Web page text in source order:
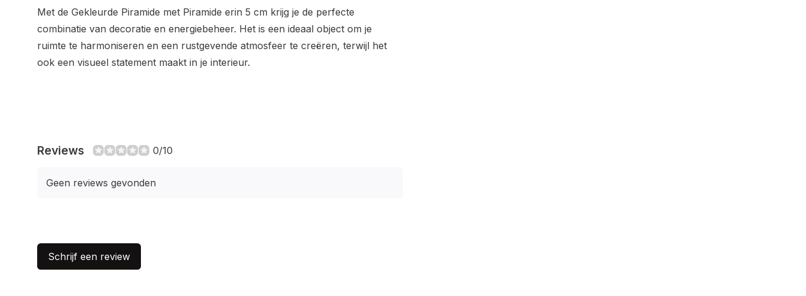
Met de Gekleurde Piramide met Piramide erin 5 cm krijg je de perfecte
combinatie van decoratie en energiebeheer. Het is een ideaal object om je
ruimte te harmoniseren en een rustgevende atmosfeer te creëren, terwijl het
ook een visueel statement maakt in je interieur.
Reviews 0/10
Geen reviews gevonden
Schrijf een review